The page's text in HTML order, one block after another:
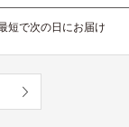
短で次の日にお届け